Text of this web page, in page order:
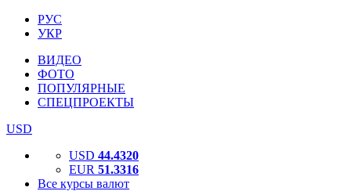
РУС
УКР
ВИДЕО
ФОТО
ПОПУЛЯРНЫЕ
СПЕЦПРОЕКТЫ
USD
USD 44.4320
EUR 51.3316
Все курсы валют